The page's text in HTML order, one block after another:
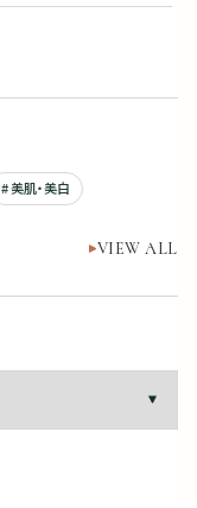
# 美肌・美白
VIEW ALL